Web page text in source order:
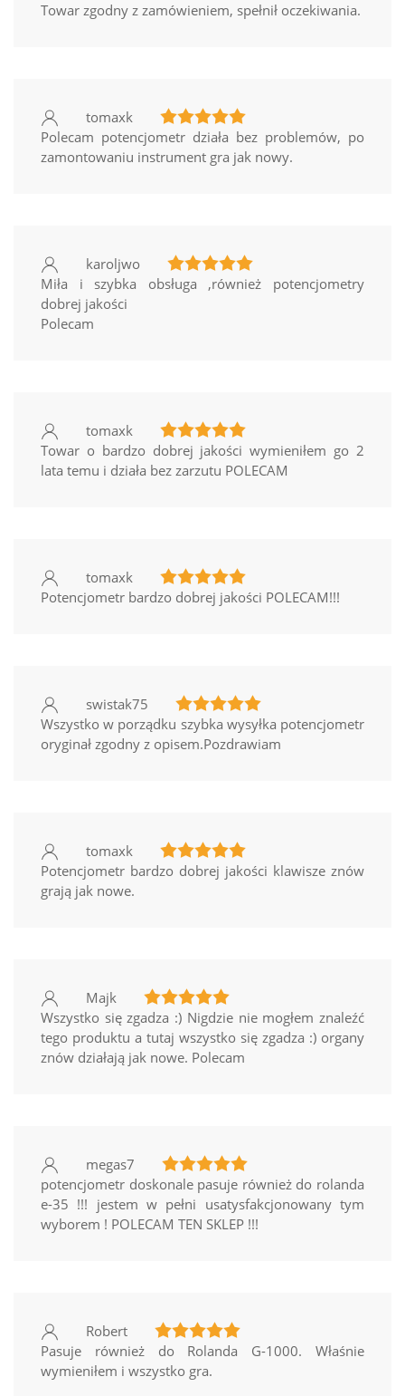
Towar zgodny z zamówieniem, spełnił oczekiwania.
tomaxk
Polecam potencjometr działa bez problemów, po
zamontowaniu instrument gra jak nowy.
karoljwo
Miła i szybka obsługa ,również potencjometry
dobrej jakości
Polecam
tomaxk
Towar o bardzo dobrej jakości wymieniłem go 2
lata temu i działa bez zarzutu POLECAM
tomaxk
Potencjometr bardzo dobrej jakości POLECAM!!!
swistak75
Wszystko w porządku szybka wysyłka potencjometr
oryginał zgodny z opisem.Pozdrawiam
tomaxk
Potencjometr bardzo dobrej jakości klawisze znów
grają jak nowe.
Majk
Wszystko się zgadza :) Nigdzie nie mogłem znaleźć
tego produktu a tutaj wszystko się zgadza :) organy
znów działają jak nowe. Polecam
megas7
potencjometr doskonale pasuje również do rolanda
e-35 !!! jestem w pełni usatysfakcjonowany tym
wyborem ! POLECAM TEN SKLEP !!!
Robert
Pasuje również do Rolanda G-1000. Właśnie
wymieniłem i wszystko gra.